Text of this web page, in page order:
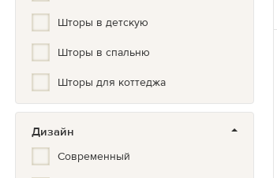
Шторы в детскую
Шторы в спальню
Шторы для коттеджа
Дизайн
Современный